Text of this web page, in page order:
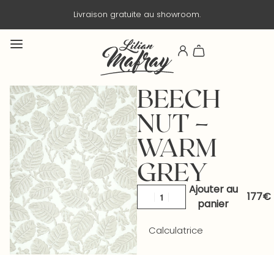
Livraison gratuite au showroom.
BEECH
NUT –
WARM
GREY
Ajouter au
panier
Calculatrice